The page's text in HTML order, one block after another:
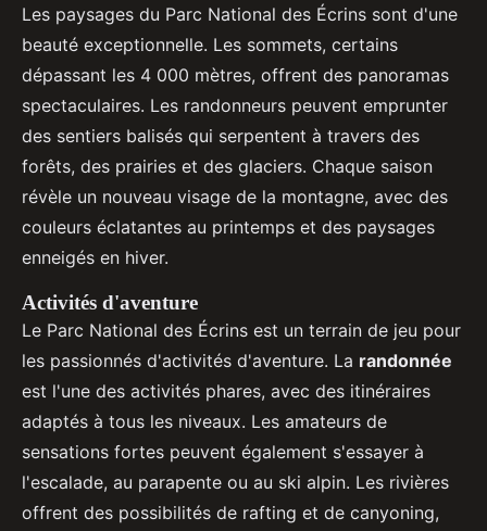
Les paysages du Parc National des Écrins sont d'une
beauté exceptionnelle. Les sommets, certains
dépassant les 4 000 mètres, offrent des panoramas
spectaculaires. Les randonneurs peuvent emprunter
des sentiers balisés qui serpentent à travers des
forêts, des prairies et des glaciers. Chaque saison
révèle un nouveau visage de la montagne, avec des
couleurs éclatantes au printemps et des paysages
enneigés en hiver.
Activités d'aventure
Le Parc National des Écrins est un terrain de jeu pour
les passionnés d'activités d'aventure. La randonnée
est l'une des activités phares, avec des itinéraires
adaptés à tous les niveaux. Les amateurs de
sensations fortes peuvent également s'essayer à
l'escalade, au parapente ou au ski alpin. Les rivières
offrent des possibilités de rafting et de canyoning,